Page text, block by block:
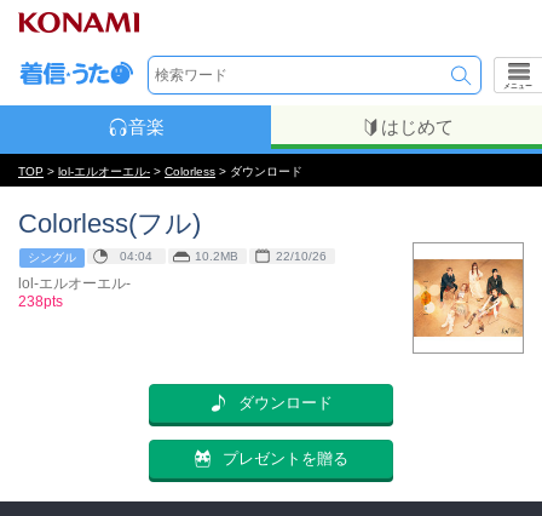
メニュー
音楽 はじめて
TOP > lol-エルオーエル- > Colorless > ダウンロード
Colorless(フル)
シングル 04:04 10.2MB 22/10/26
lol-エルオーエル-
238pts
ダウンロード
プレゼントを贈る